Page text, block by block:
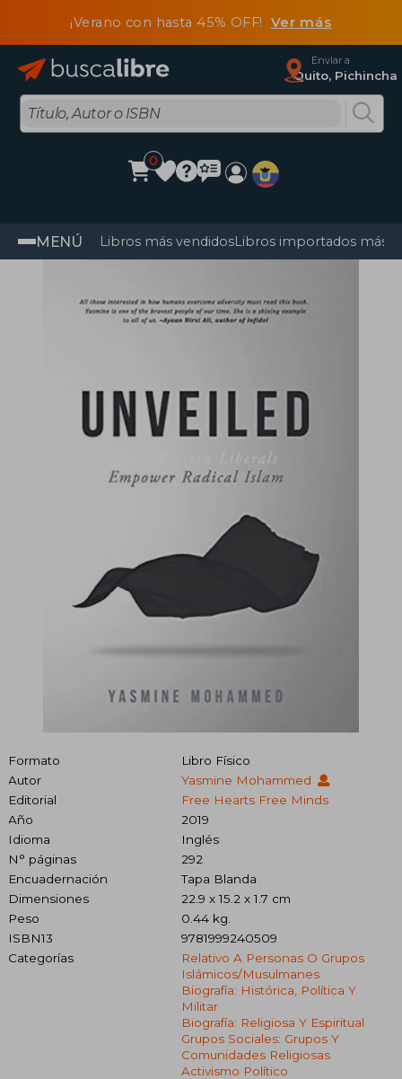
¡Verano con hasta 45% OFF! Ver más
Enviar a
Quito, Pichincha
0
MENÚ Libros más vendidosLibros importados más
Formato
Libro Físico
Autor
Yasmine Mohammed
Editorial
Free Hearts Free Minds
Año
2019
Idioma
Inglés
N° páginas
292
Encuadernación
Tapa Blanda
Dimensiones
22.9 x 15.2 x 1.7 cm
Peso
0.44 kg.
ISBN13
9781999240509
Categorías
Relativo A Personas O Grupos
Islámicos/musulmanes
Biografía: Histórica, Política Y
Militar
Biografía: Religiosa Y Espiritual
Grupos Sociales: Grupos Y
Comunidades Religiosas
Activismo Político